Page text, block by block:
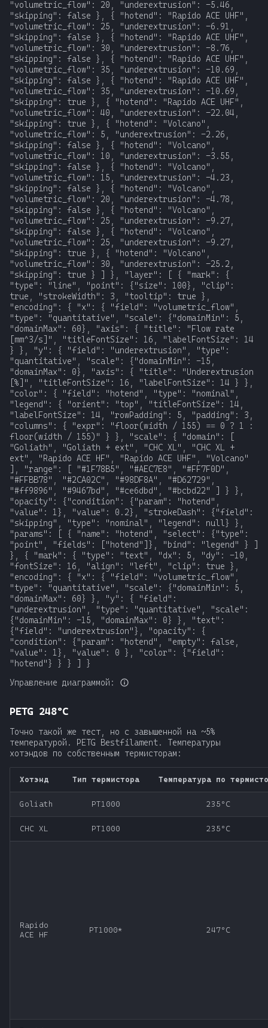
Управление диаграммой:
PETG 248ºC
Точно такой же тест, но с завышенной на ~5%
температурой. PETG Bestfilament. Температуры
хотэндов по собственным термисторам:
Хотэнд Тип термистора Температура по
Goliath PT1000 235ºC
CHC XL PT1000 235ºC
Rapido
ACE HF
PT1000* 247ºC